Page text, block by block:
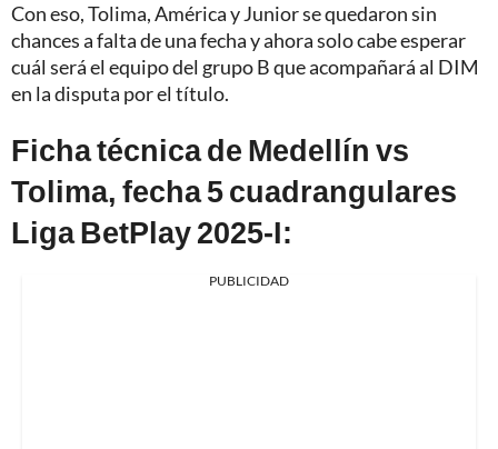
Con eso, Tolima, América y Junior se quedaron sin
chances a falta de una fecha y ahora solo cabe esperar
cuál será el equipo del grupo B que acompañará al DIM
en la disputa por el título.
Ficha técnica de Medellín vs
Tolima, fecha 5 cuadrangulares
Liga BetPlay 2025-I:
PUBLICIDAD